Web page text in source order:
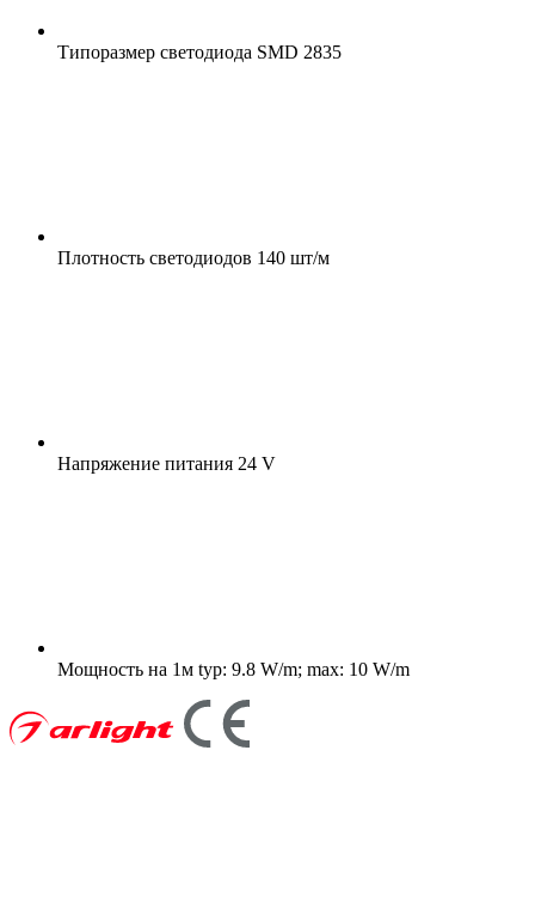
Типоразмер светодиода SMD 2835
Плотность светодиодов 140 шт/м
Напряжение питания 24 V
Мощность на 1м typ: 9.8 W/m; max: 10 W/m